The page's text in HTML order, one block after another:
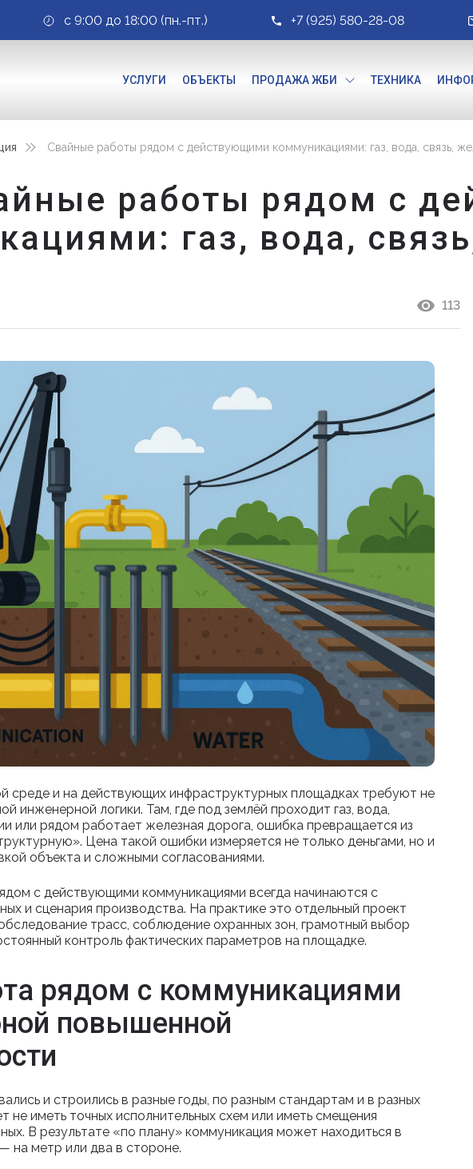
с 9:00 до 18:00 (пн.-пт.) +7 (925) 580-28-08
УСЛУГИ ОБЪЕКТЫ ПРОДАЖА ЖБИ ТЕХНИКА
Свайные работы рядом с действующими коммуникациями: газ, вода, связь,
работы рядом с
газ, вода,
113
среде и на действующих инфраструктурных площадках требуют не
инженерной логики. Там, где под землёй проходит газ, вода,
или рядом работает железная дорога, ошибка превращается из
Цена такой ошибки измеряется не только деньгами, но и
объекта и сложными согласованиями.
с действующими коммуникациями всегда начинаются с
и сценария производства. На практике это отдельный проект
трасс, соблюдение охранных зон, грамотный выбор
контроль фактических параметров на площадке.
рядом с коммуникациями
повышенной
и строились в разные годы, по разным стандартам и в разных
не иметь точных исполнительных схем или иметь смещения
В результате «по плану» коммуникация может находиться в
на метр или два в стороне.